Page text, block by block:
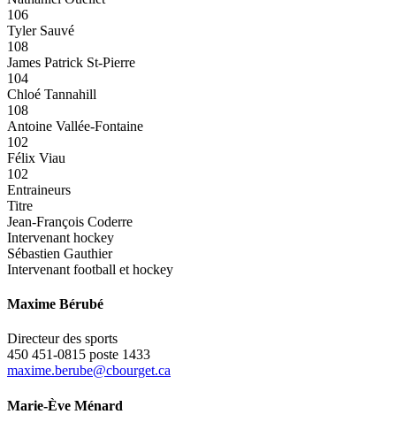
106
Tyler Sauvé
108
James Patrick St-Pierre
104
Chloé Tannahill
108
Antoine Vallée-Fontaine
102
Félix Viau
102
Entraineurs
Titre
Jean-François Coderre
Intervenant hockey
Sébastien Gauthier
Intervenant football et hockey
Maxime Bérubé
Directeur des sports
450 451-0815 poste 1433
maxime.berube@cbourget.ca
Marie-Ève Ménard